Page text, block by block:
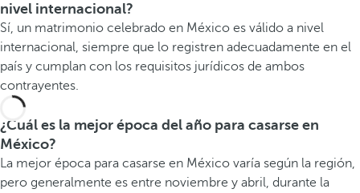
nivel internacional?
Sí, un matrimonio celebrado en México es válido a nivel
internacional, siempre que lo registren adecuadamente en el
país y cumplan con los requisitos jurídicos de ambos
contrayentes.
¿Cuál es la mejor época del año para casarse en
México?
La mejor época para casarse en México varía según la región,
pero generalmente es entre noviembre y abril, durante la